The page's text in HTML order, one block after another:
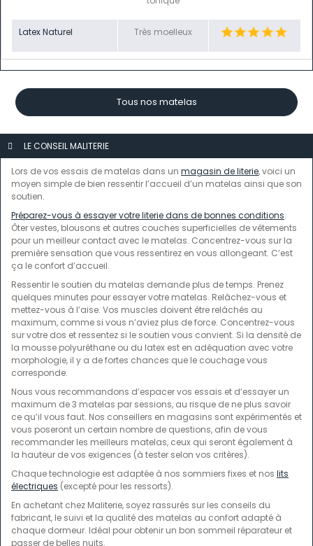
Latex Naturel Très moelleux
Tous nos matelas
LE CONSEIL MALITERIE
Lors de vos essais de matelas dans un magasin de literie, voici un
moyen simple de bien ressentir l’accueil d’un matelas ainsi que son
soutien.
Préparez-vous à essayer votre literie dans de bonnes conditions.
Ôter vestes, blousons et autres couches superficielles de vêtements
pour un meilleur contact avec le matelas. Concentrez-vous sur la
première sensation que vous ressentirez en vous allongeant. C’est
ça le confort d’accueil.
Ressentir le soutien du matelas demande plus de temps. Prenez
quelques minutes pour essayer votre matelas. Relâchez-vous et
mettez-vous à l’aise. Vos muscles doivent être relâchés au
maximum, comme si vous n’aviez plus de force. Concentrez-vous
sur votre dos et ressentez si le soutien vous convient. Si la densité de
la mousse polyuréthane ou du latex est en adéquation avec votre
morphologie, il y a de fortes chances que le couchage vous
corresponde.
Nous vous recommandons d’espacer vos essais et d’essayer un
maximum de 3 matelas par sessions, au risque de ne plus savoir
ce qu’il vous faut. Nos conseillers en magasins sont expérimentés et
vous poseront un certain nombre de questions, afin de vous
recommander les meilleurs matelas, ceux qui seront également à
la hauteur de vos exigences (à tester selon vos critères).
Chaque technologie est adaptée à nos sommiers fixes et nos lits
électriques (excepté pour les ressorts).
En achetant chez Maliterie, soyez rassurés sur les conseils du
fabricant, le suivi et la qualité des matelas au confort adapté à
chaque dormeur. Idéal pour obtenir un bon sommeil réparateur et
passer de belles nuits.